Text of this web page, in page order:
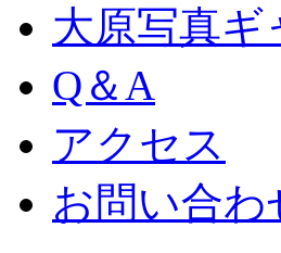
大原写真ギ
Q＆A
アクセス
お問い合わ